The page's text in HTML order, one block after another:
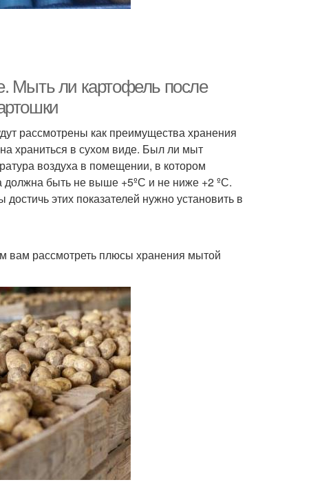
Мыть ли картофель после
рассмотрены как преимущества хранения
храниться в сухом виде. Был ли мыт
воздуха в помещении, в котором
должна быть не выше +5ºС и не ниже +2 ºС.
этих показателей нужно установить в
вам рассмотреть плюсы хранения мытой